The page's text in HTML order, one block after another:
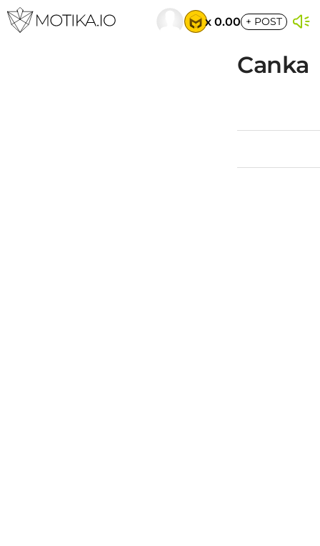
x 0.00 + POST
Canka